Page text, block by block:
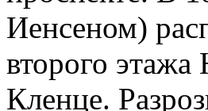
Иенсеном)
второго
Кленце.